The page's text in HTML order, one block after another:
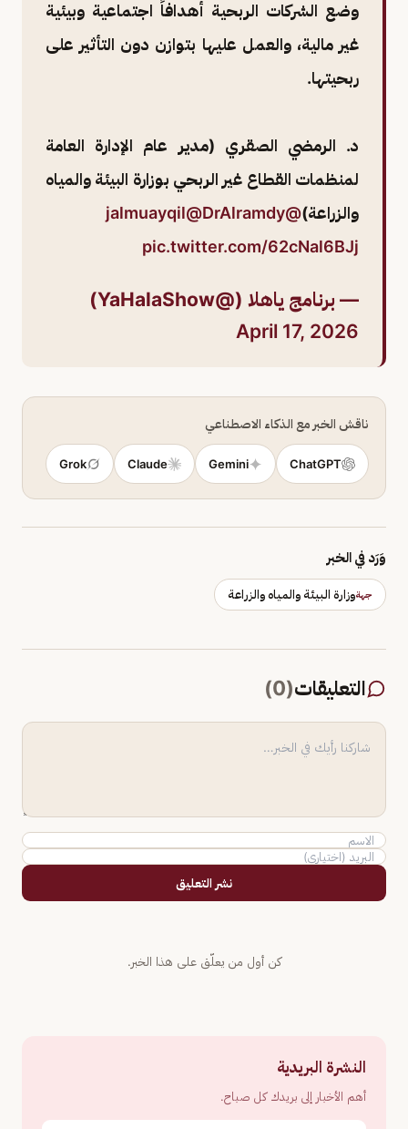
وضع الشركات الربحية أهدافاً اجتماعية وبيئية
غير مالية، والعمل عليها بتوازن دون التأثير على
ربحيتها.
د. الرمضي الصقري (مدير عام الإدارة العامة
لمنظمات القطاع غير الربحي بوزارة البيئة والمياه
والزراعة)@jalmuayqil
@DrAlramdy
pic.twitter.com/62cNal6BJj
— برنامج ياهلا (@YaHalaShow)
April 17, 2026
ناقش الخبر مع الذكاء الاصطناعي
ChatGPT
Gemini
Claude
Grok
وَرَد في الخبر
جهةوزارة البيئة والمياه والزراعة
التعليقات(
0
)
نشر التعليق
كن أول من يعلّق على هذا الخبر.
النشرة البريدية
أهم الأخبار إلى بريدك كل صباح.